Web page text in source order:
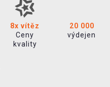
8x vítěz
Ceny
kvality
20 000
výdejen